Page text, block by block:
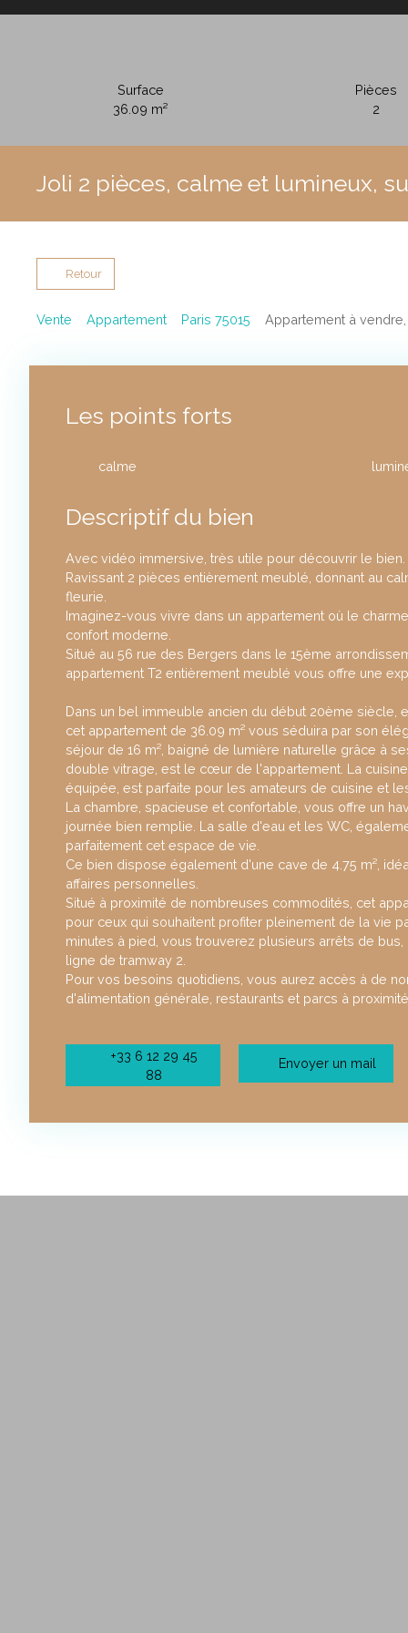
Surface
36.09 m²
Pièces
2
Joli 2 pièces, calme et lumineux,
Retour
Vente Appartement Paris 75015 Appartement à
Les points forts
calme
Descriptif du bien
Avec vidéo immersive, très utile pour découvrir le bien.
Ravissant 2 pièces entièrement meublé, donnant au
fleurie.
Imaginez-vous vivre dans un appartement où le
confort moderne.
Situé au 56 rue des Bergers dans le 15ème
appartement T2 entièrement meublé vous offre une
Dans un bel immeuble ancien du début 20ème siècle,
cet appartement de 36.09 m² vous séduira par son
séjour de 16 m², baigné de lumière naturelle grâce à
double vitrage, est le cœur de l'appartement. La
équipée, est parfaite pour les amateurs de cuisine et
La chambre, spacieuse et confortable, vous offre un
journée bien remplie. La salle d'eau et les WC,
parfaitement cet espace de vie.
Ce bien dispose également d'une cave de 4.75 m²,
affaires personnelles.
Situé à proximité de nombreuses commodités, cet
pour ceux qui souhaitent profiter pleinement de la vie
minutes à pied, vous trouverez plusieurs arrêts de
ligne de tramway 2.
Pour vos besoins quotidiens, vous aurez accès à de
d'alimentation générale, restaurants et parcs à
+33 6 12 29 45
88
Envoyer un mail